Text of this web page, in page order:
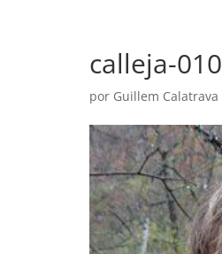
calleja-010
por Guillem Calatrava